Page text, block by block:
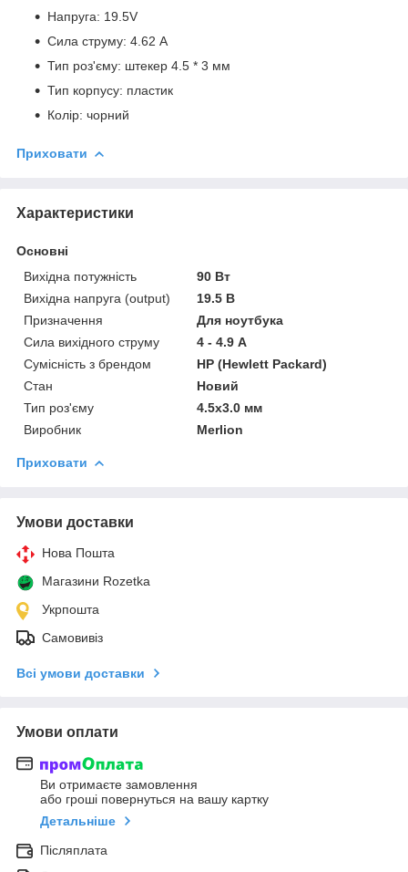
Напруга: 19.5V
Сила струму: 4.62 A
Тип роз'єму: штекер 4.5 * 3 мм
Тип корпусу: пластик
Колір: чорний
Приховати
Характеристики
Основні
Вихідна потужність
90 Вт
Вихідна напруга (output)
19.5 В
Призначення
Для ноутбука
Сила вихідного струму
4 - 4.9 А
Сумісність з брендом
HP (Hewlett Packard)
Стан
Новий
Тип роз'єму
4.5x3.0 мм
Виробник
Merlion
Приховати
Умови доставки
Нова Пошта
Магазини Rozetka
Укрпошта
Самовивіз
Всі умови доставки
Умови оплати
Ви отримаєте замовлення
або гроші повернуться на вашу картку
Детальніше
Післяплата